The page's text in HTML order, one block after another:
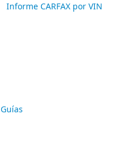
Informe CARFAX por VIN
Guías